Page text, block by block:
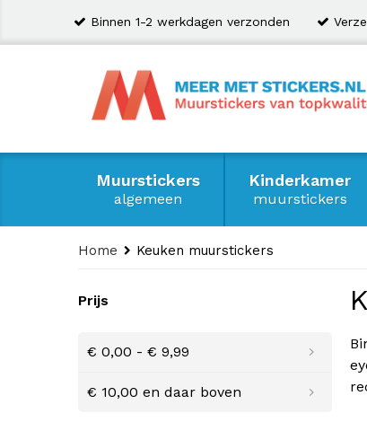
Binnen 1-2 werkdagen verzonden
Muurstickers
algemeen
Kinderkamer
muurstickers
Home Keuken muurstickers
Prijs
€ 0,00 - € 9,99
€ 10,00 en daar boven